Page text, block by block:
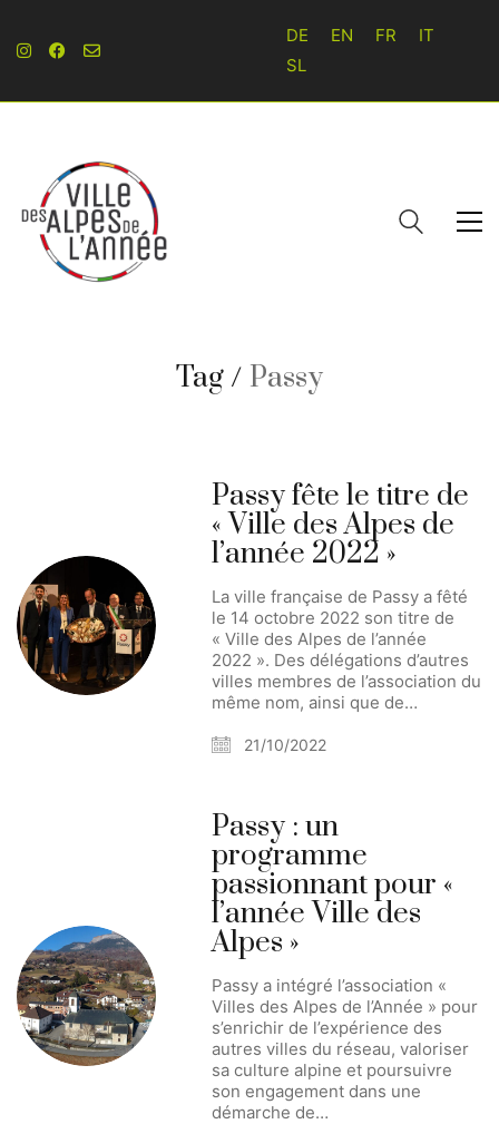
DE EN FR
IT
SL
Tag / Passy
Passy fête le titre de
« Ville des Alpes de
l’année 2022 »
La ville française de Passy a fêté
le 14 octobre 2022 son titre de
« Ville des Alpes de l’année
2022 ». Des délégations d’autres
villes membres de l’association du
même nom, ainsi que de…
21/10/2022
Passy : un
programme
passionnant pour «
l’année Ville des
Alpes »
Passy a intégré l’association «
Villes des Alpes de l’Année » pour
s’enrichir de l’expérience des
autres villes du réseau, valoriser
sa culture alpine et poursuivre
son engagement dans une
démarche de…